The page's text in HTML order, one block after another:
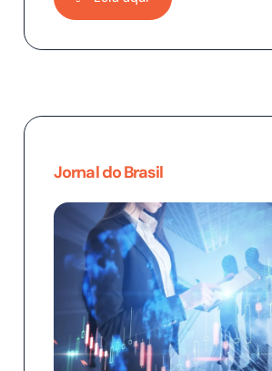
Jornal do Brasil